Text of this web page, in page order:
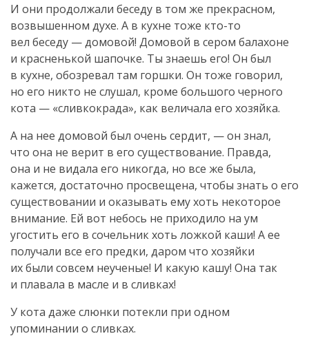
И они продолжали беседу в том же прекрасном,
возвышенном духе. А в кухне тоже кто-то
вел беседу — домовой! Домовой в сером балахоне
и красненькой шапочке. Ты знаешь его! Он был
в кухне, обозревал там горшки. Он тоже говорил,
но его никто не слушал, кроме большого черного
кота — «сливкокрада», как величала его хозяйка.
А на нее домовой был очень сердит, — он знал,
что она не верит в его существование. Правда,
она и не видала его никогда, но все же была,
кажется, достаточно просвещена, чтобы знать о его
существовании и оказывать ему хоть некоторое
внимание. Ей вот небось не приходило на ум
угостить его в сочельник хоть ложкой каши! А ее
получали все его предки, даром что хозяйки
их были совсем неученые! И какую кашу! Она так
и плавала в масле и в сливках!
У кота даже слюнки потекли при одном
упоминании о сливках.